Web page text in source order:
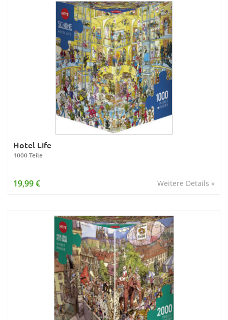
Hotel Life
1000 Teile
Weitere Details »
19,99 €